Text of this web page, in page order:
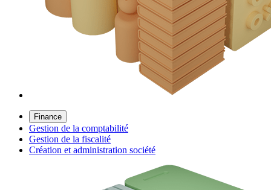
Finance
Gestion de la comptabilité
Gestion de la fiscalité
Création et administration société